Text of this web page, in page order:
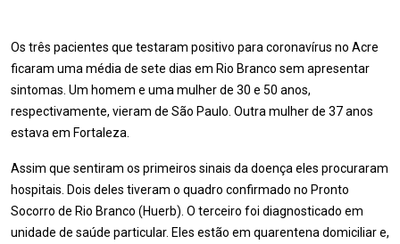
Os três pacientes que testaram positivo para coronavírus no Acre
ficaram uma média de sete dias em Rio Branco sem apresentar
sintomas. Um homem e uma mulher de 30 e 50 anos,
respectivamente, vieram de São Paulo. Outra mulher de 37 anos
estava em Fortaleza.
Assim que sentiram os primeiros sinais da doença eles procuraram
hospitais. Dois deles tiveram o quadro confirmado no Pronto
Socorro de Rio Branco (Huerb). O terceiro foi diagnosticado em
unidade de saúde particular. Eles estão em quarentena domiciliar e,